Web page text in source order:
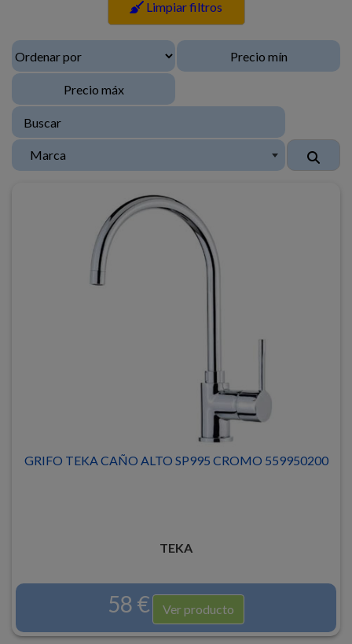
Limpiar filtros
Marca
GRIFO TEKA CAÑO ALTO SP995 CROMO 559950200
TEKA
58 € Ver producto